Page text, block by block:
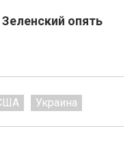
опять
Украина